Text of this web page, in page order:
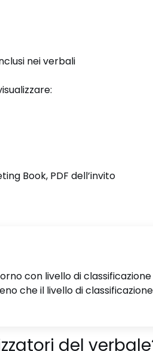
nei verbali
Book, PDF dell’invito
con livello di
che il livello di
del